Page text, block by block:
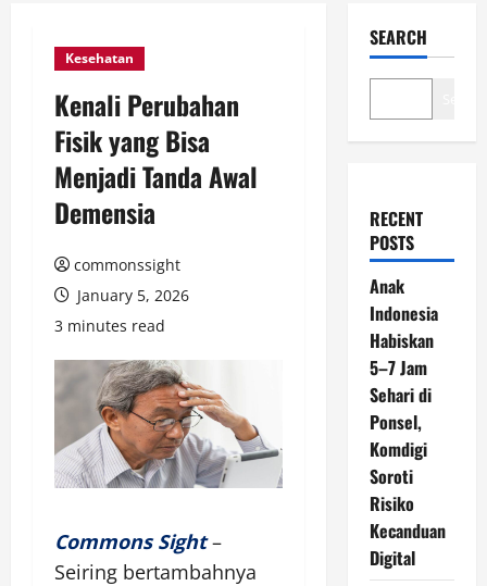
Kesehatan
Kenali Perubahan
Fisik yang Bisa
Menjadi Tanda Awal
Demensia
commonssight
January 5, 2026
3 minutes read
Commons Sight–
Seiring bertambahnya
SEARCH
RECENT
POSTS
Anak
Indonesia
Habiskan
5–7 Jam
Sehari di
Ponsel,
Komdigi
Soroti
Risiko
Kecanduan
Digital